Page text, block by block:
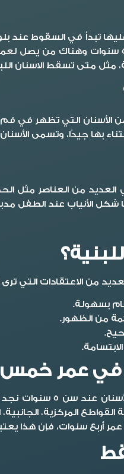
مثل متى تسقط الاسنان
بها جيدًا، وتسمى
في العديد من العناصر
شكل الأنياب عند
من الاعتقادات التي
بسهولة.
من الظهور.
في عمر
ردًا على العديد
المركزية،